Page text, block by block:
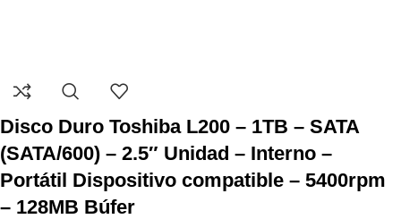
Disco Duro Toshiba L200 – 1TB – SATA
(SATA/600) – 2.5″ Unidad – Interno –
Portátil Dispositivo compatible – 5400rpm
– 128MB Búfer